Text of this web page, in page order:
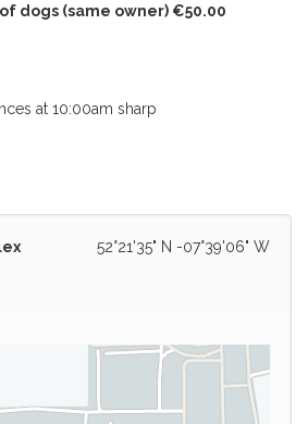
dogs (same owner) €50.00
at 10:00am sharp
52°21'35" N -07°39'06" W